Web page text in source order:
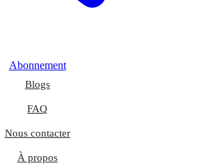
Abonnement
Blogs
FAQ
Nous contacter
À propos